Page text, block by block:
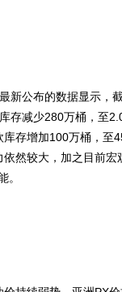
公布的数据显示，
存减少280万桶，至
库存增加100万桶，
然较大，加之目前
。